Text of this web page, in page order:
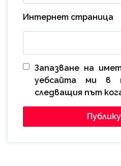
Интернет страница
Запазване на
уебсайта ми в
следващия път